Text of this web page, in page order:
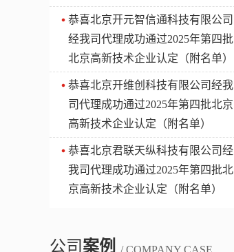
​恭喜北京开元智信通科技有限公司
经我司代理成功通过2025年第四批
北京高新技术企业认定（附名单）
​恭喜北京开维创科技有限公司经我
司代理成功通过2025年第四批北京
高新技术企业认定（附名单）
​恭喜北京君联天纵科技有限公司经
我司代理成功通过2025年第四批北
京高新技术企业认定（附名单）
公司案例 / COMPANY CASE